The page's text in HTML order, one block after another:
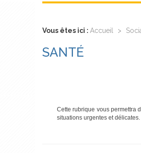
Vous êtes ici : Accueil >
SANTÉ
Cette rubrique vous permettra
situations urgentes et